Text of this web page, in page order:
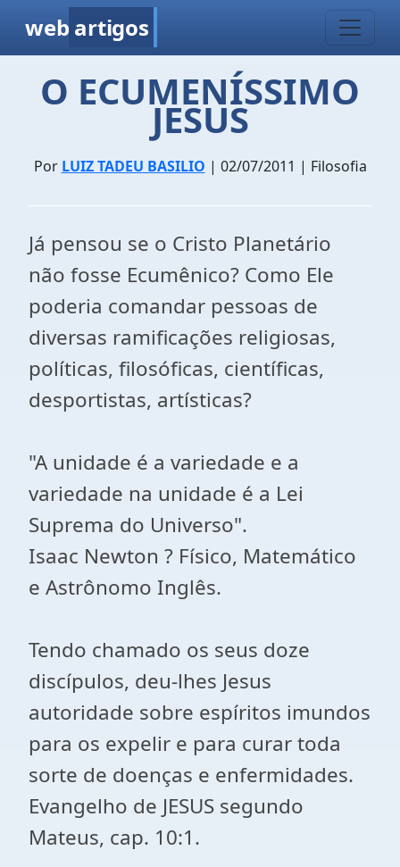
web artigos
O ECUMENÍSSIMO
JESUS
Por LUIZ TADEU BASILIO | 02/07/2011 | Filosofia
Já pensou se o Cristo Planetário
não fosse Ecumênico? Como Ele
poderia comandar pessoas de
diversas ramificações religiosas,
políticas, filosóficas, científicas,
desportistas, artísticas?
"A unidade é a variedade e a
variedade na unidade é a Lei
Suprema do Universo".
Isaac Newton ? Físico, Matemático
e Astrônomo Inglês.
Tendo chamado os seus doze
discípulos, deu-lhes Jesus
autoridade sobre espíritos imundos
para os expelir e para curar toda
sorte de doenças e enfermidades.
Evangelho de JESUS segundo
Mateus, cap. 10:1.